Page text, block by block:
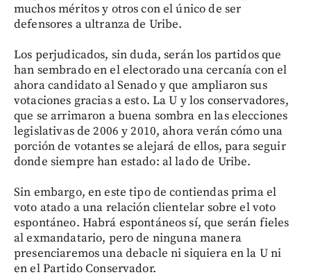
muchos méritos y otros con el único de ser
defensores a ultranza de Uribe.
Los perjudicados, sin duda, serán los partidos que
han sembrado en el electorado una cercanía con el
ahora candidato al Senado y que ampliaron sus
votaciones gracias a esto. La U y los conservadores,
que se arrimaron a buena sombra en las elecciones
legislativas de 2006 y 2010, ahora verán cómo una
porción de votantes se alejará de ellos, para seguir
donde siempre han estado: al lado de Uribe.
Sin embargo, en este tipo de contiendas prima el
voto atado a una relación clientelar sobre el voto
espontáneo. Habrá espontáneos sí, que serán fieles
al exmandatario, pero de ninguna manera
presenciaremos una debacle ni siquiera en la U ni
en el Partido Conservador.